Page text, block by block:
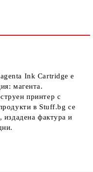
Ink Cartridge е
магента.
принтер с
в Stuff.bg се
издадена фактура и